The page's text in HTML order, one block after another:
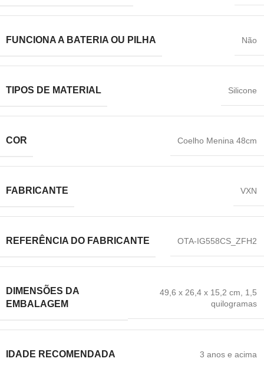
FUNCIONA A BATERIA OU PILHA ‎Não
TIPOS DE MATERIAL ‎Silicone
COR ‎Coelho Menina 48cm
FABRICANTE ‎VXN
REFERÊNCIA DO FABRICANTE ‎OTA-IG558CS_ZFH2
DIMENSÕES DA
EMBALAGEM
‎49,6 x 26,4 x 15,2 cm
1,5
quilogramas
IDADE RECOMENDADA ‎3 anos e acima